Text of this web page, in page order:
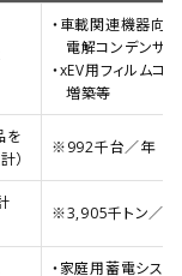
・車載関連機器向
電解コンデンサ
・xEV用フィルム
増築等
を
）
※992千台／年
※3,905千トン／年
・家庭用蓄電シス